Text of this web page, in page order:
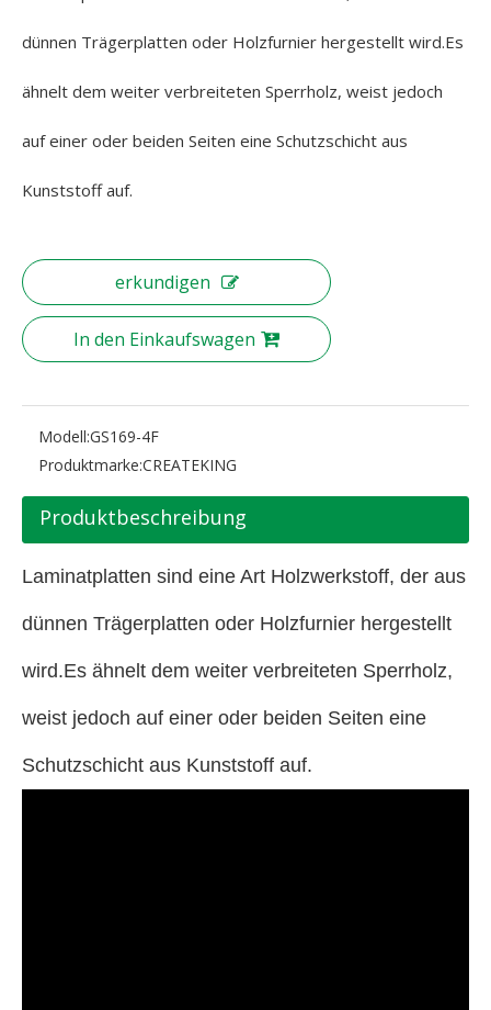
dünnen Trägerplatten oder Holzfurnier hergestellt wird.Es
ähnelt dem weiter verbreiteten Sperrholz, weist jedoch
auf einer oder beiden Seiten eine Schutzschicht aus
Kunststoff auf.
erkundigen
In den Einkaufswagen
Modell:GS169-4F
Produktmarke:CREATEKING
Produktbeschreibung
Laminatplatten sind eine Art Holzwerkstoff, der aus
dünnen Trägerplatten oder Holzfurnier hergestellt
wird.Es ähnelt dem weiter verbreiteten Sperrholz,
weist jedoch auf einer oder beiden Seiten eine
Schutzschicht aus Kunststoff auf.